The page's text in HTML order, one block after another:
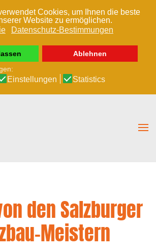
Cookies, um Ihnen die beste
Website zu ermöglichen.
Datenschutz-Bestimmungen
Ablehnen
Einstellungen Statistics
springen
den Salzburger
Meistern